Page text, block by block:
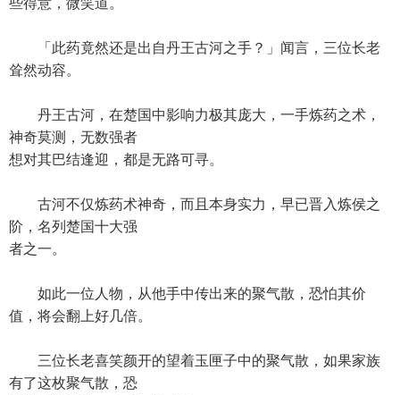
些得意，微笑道。
「此药竟然还是出自丹王古河之手？」闻言，三位长老
耸然动容。
丹王古河，在楚国中影响力极其庞大，一手炼药之术，
神奇莫测，无数强者
想对其巴结逢迎，都是无路可寻。
古河不仅炼药术神奇，而且本身实力，早已晋入炼侯之
阶，名列楚国十大强
者之一。
如此一位人物，从他手中传出来的聚气散，恐怕其价
值，将会翻上好几倍。
三位长老喜笑颜开的望着玉匣子中的聚气散，如果家族
有了这枚聚气散，恐